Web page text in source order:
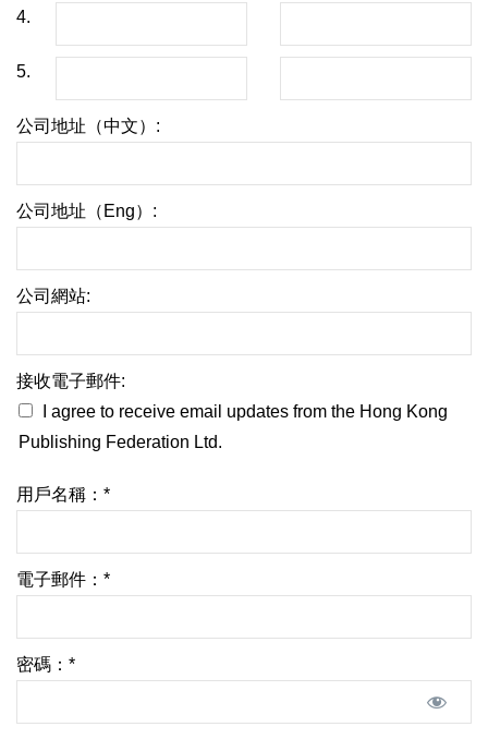
4.
5.
公司地址（中文）:
公司地址（Eng）:
公司網站:
接收電子郵件:
I agree to receive email updates from the Hong Kong
Publishing Federation Ltd.
用戶名稱：*
電子郵件：*
密碼：*